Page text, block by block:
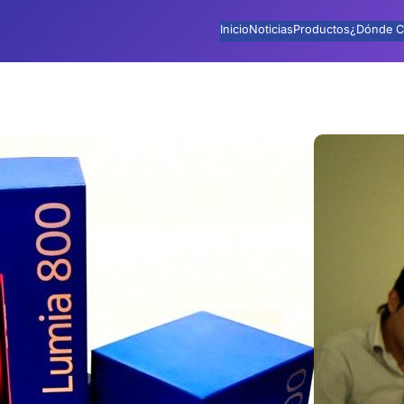
InicioNoticiasProductos¿Dónde